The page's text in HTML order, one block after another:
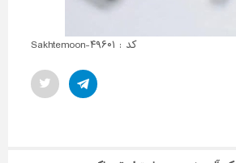
کد : Sakhtemoon-۴۹۶۰۱